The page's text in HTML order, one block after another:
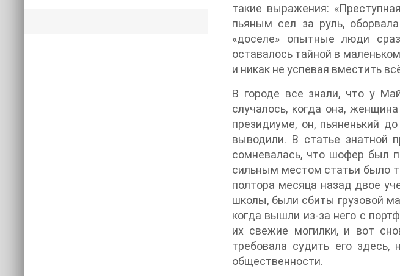
такие выражения:
пьяным сел за руль,
«доселе» опытные люди
оставалось тайной в
и никак не успевая вместить
В городе все знали, что у
случалось, когда она,
президиуме, он, пьяненький
выводили. В статье знатной
сомневалась, что шофер был
сильным местом статьи было
полтора месяца назад двое
школы, были сбиты грузовой
когда вышли из-за него с
их свежие могилки, и вот
требовала судить его
общественности.